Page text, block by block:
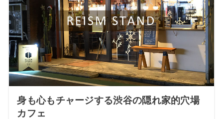
身も心もチャージする渋谷の隠れ家的穴場
カフェ